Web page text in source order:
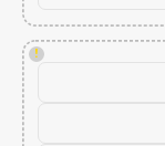
!